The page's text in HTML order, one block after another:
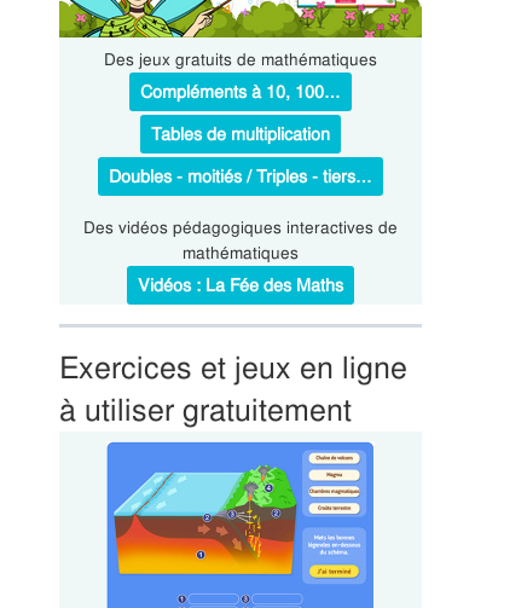
Des jeux gratuits de mathématiques
Compléments à 10, 100…
Tables de multiplication
Doubles - moitiés / Triples - tiers…
Des vidéos pédagogiques interactives de
mathématiques
Vidéos : La Fée des Maths
Exercices et jeux en ligne
à utiliser gratuitement